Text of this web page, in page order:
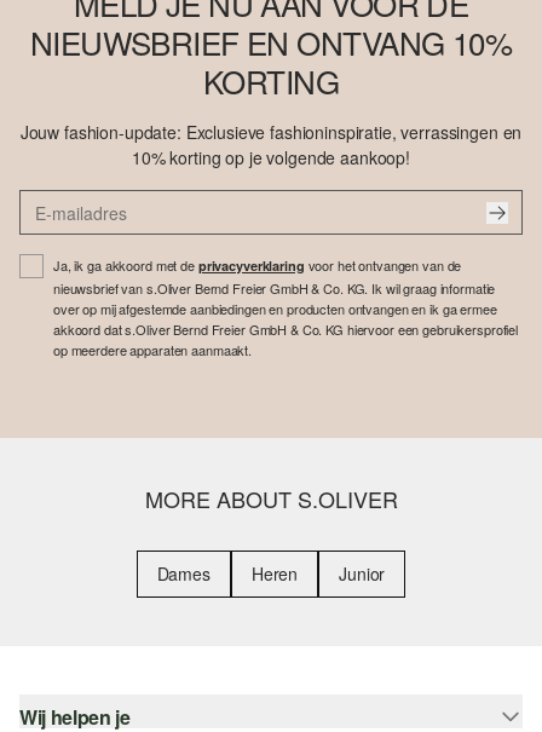
NIEUWSBRIEF EN ONTVANG 10%
KORTING
Jouw fashion-update: Exclusieve fashioninspiratie, verrassingen en
10% korting op je volgende aankoop!
Ja, ik ga akkoord met de privacyverklaring voor het ontvangen van de
nieuwsbrief van s.Oliver Bernd Freier GmbH & Co. KG. Ik wil graag informatie
over op mij afgestemde aanbiedingen en producten ontvangen en ik ga ermee
akkoord dat s.Oliver Bernd Freier GmbH & Co. KG hiervoor een gebruikersprofiel
op meerdere apparaten aanmaakt.
MORE ABOUT S.OLIVER
Dames Heren Junior
Wij helpen je